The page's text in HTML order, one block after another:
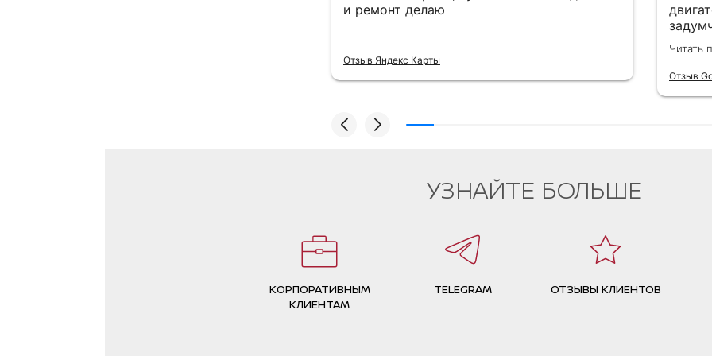
и ремонт делаю
Отзыв Яндекс Карты
забит
Читать
Отзыв
УЗНАЙТЕ БОЛЬШЕ
КОРПОРАТИВНЫМ
КЛИЕНТАМ
TELEGRAM ОТЗЫВЫ КЛИЕНТОВ